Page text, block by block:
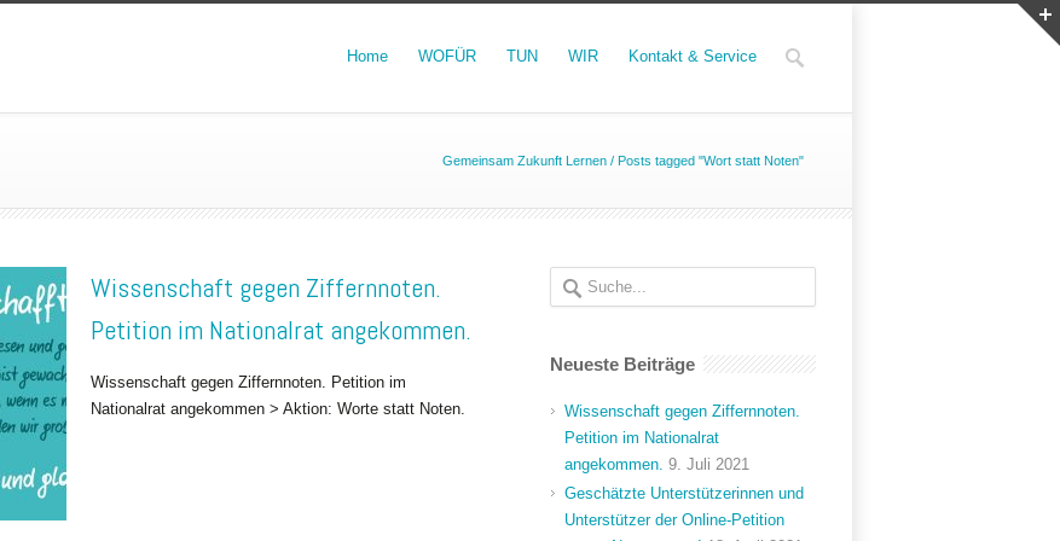
Home WOFÜR TUN WIR Kontakt & Service
Gemeinsam Zukunft Lernen / Posts tagged "Wort statt Noten"
Wissenschaft gegen Ziffernnoten.
Petition im Nationalrat angekommen.
Wissenschaft gegen Ziffernnoten. Petition im
Nationalrat angekommen > Aktion: Worte statt Noten.
Neueste Beiträge
Wissenschaft gegen Ziffernnoten.
Petition im Nationalrat
angekommen. 9. Juli 2021
Geschätzte Unterstützerinnen und
Unterstützer der Online-Petition